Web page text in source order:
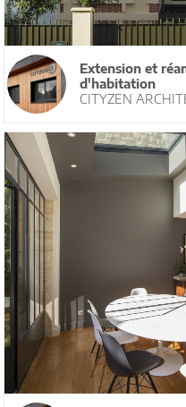
Extension et
d'habitation
CITYZEN